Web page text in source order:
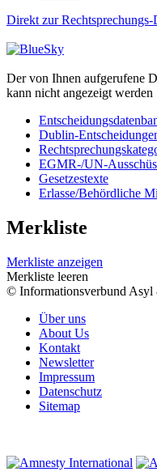
Direkt zur Rechtsprechungs-
Der von Ihnen aufgerufene
kann nicht angezeigt werden
Dublin-
EGMR-/UN-
Gesetzestexte
Erlasse/Behördliche
Merkliste
Merkliste anzeigen
Merkliste leeren
© Informationsverbund
Über uns
About Us
Kontakt
Newsletter
Impressum
Datenschutz
Sitemap